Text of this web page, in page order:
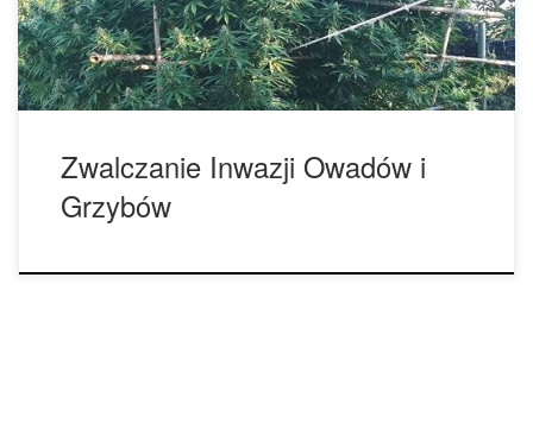
Rośliny marihuany potrzebują pomocy, aby bronić się przed
owadami i grzybami. […]
Zwalczanie Inwazji Owadów i
Grzybów